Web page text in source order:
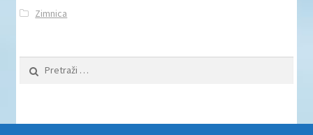
Zimnica
Pretraži: